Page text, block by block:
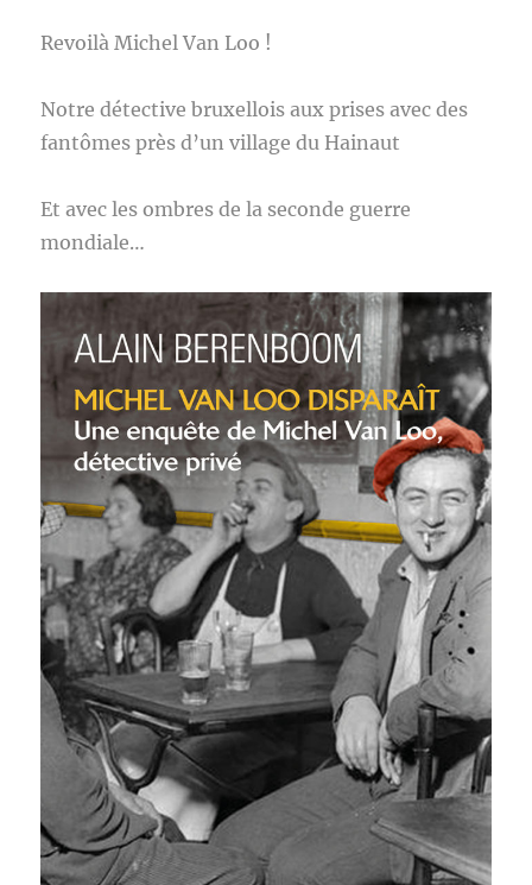
Revoilà Michel Van Loo !
Notre détective bruxellois aux prises avec des
fantômes près d’un village du Hainaut
Et avec les ombres de la seconde guerre
mondiale…